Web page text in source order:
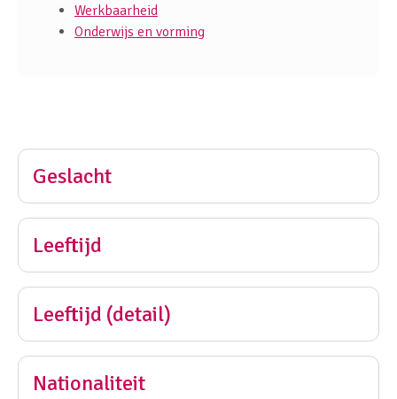
Werkbaarheid
Onderwijs en vorming
Geslacht
Leeftijd
Leeftijd (detail)
Nationaliteit